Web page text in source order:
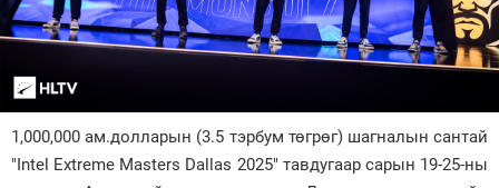
Нийгэм
Дэлхий
Зурхай
1,000,000 ам.долларын (3.5 тэрбум төгрөг) шагналын сантай
"Intel Extreme Masters Dallas 2025" тавдугаар сарын 19-25-ны